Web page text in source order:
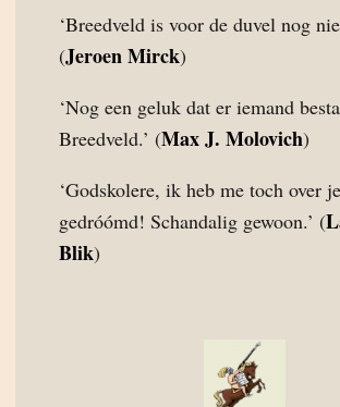
‘Breedveld is voor de duvel nog
(Jeroen Mirck)
‘Nog een geluk dat er iemand
Breedveld.’ (Max J. Molovich)
‘Godskolere, ik heb me toch over je
gedróómd! Schandalig gewoon.’ (
Blik)